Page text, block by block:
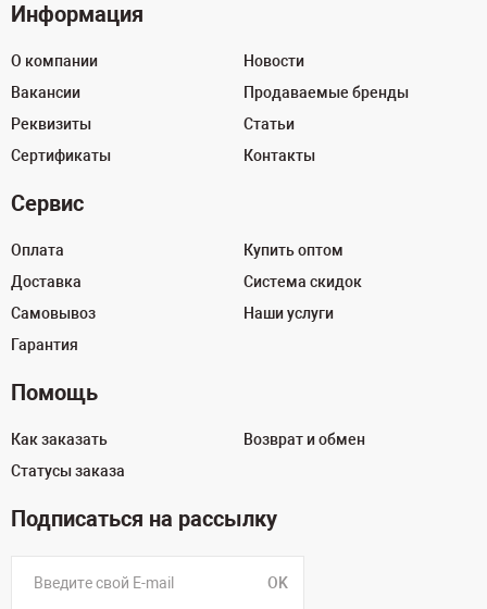
Информация
О компании
Вакансии
Реквизиты
Сертификаты
Новости
Продаваемые бренды
Статьи
Контакты
Сервис
Оплата
Доставка
Самовывоз
Гарантия
Купить оптом
Система скидок
Наши услуги
Помощь
Как заказать
Статусы заказа
Возврат и обмен
Подписаться на рассылку
OK